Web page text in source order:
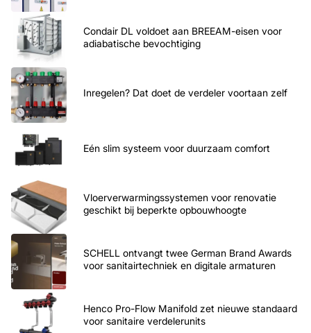
Condair DL voldoet aan BREEAM-eisen voor
adiabatische bevochtiging
Inregelen? Dat doet de verdeler voortaan zelf
Eén slim systeem voor duurzaam comfort
Vloerverwarmingssystemen voor renovatie
geschikt bij beperkte opbouwhoogte
SCHELL ontvangt twee German Brand Awards
voor sanitairtechniek en digitale armaturen
Henco Pro-Flow Manifold zet nieuwe standaard
voor sanitaire verdelerunits